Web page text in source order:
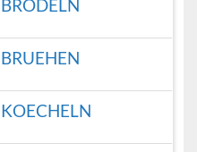
BRODELN
BRUEHEN
KOECHELN